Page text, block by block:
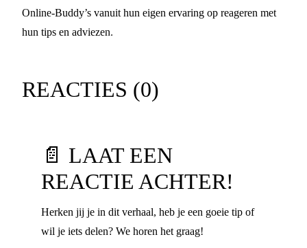
Online-Buddy’s vanuit hun eigen ervaring op reageren met
hun tips en adviezen.
REACTIES (0)
📄 LAAT EEN
REACTIE ACHTER!
Herken jij je in dit verhaal, heb je een goeie tip of
wil je iets delen? We horen het graag!